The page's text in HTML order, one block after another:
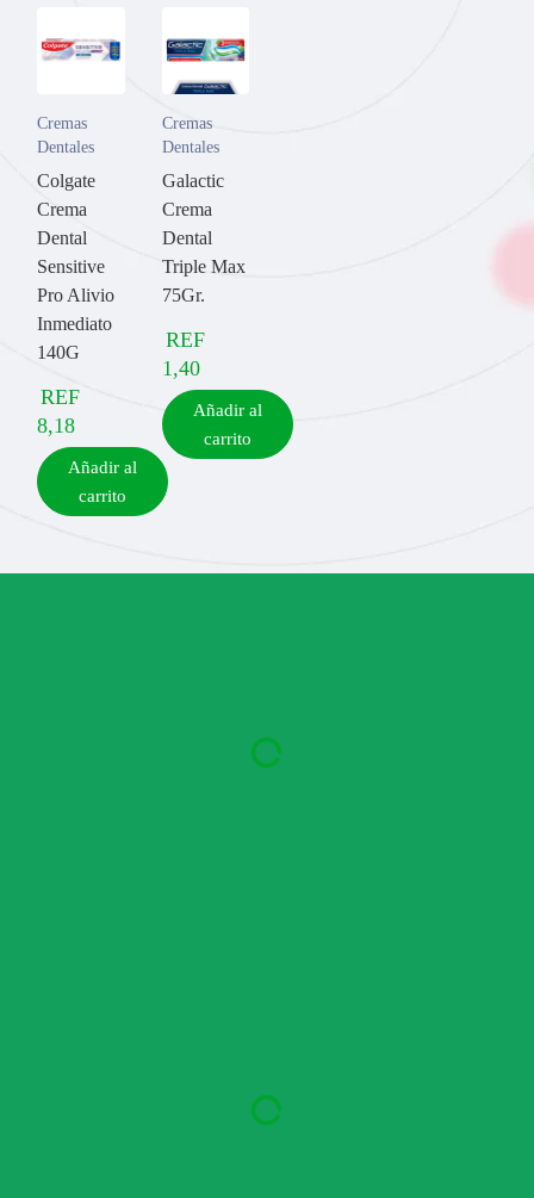
Cremas
Dentales
Colgate
Crema
Dental
Sensitive
Pro Alivio
Inmediato
140G
REF
8,18
Añadir al
carrito
Cremas
Dentales
Galactic
Crema
Dental
Triple Max
75Gr.
REF
1,40
Añadir al
carrito